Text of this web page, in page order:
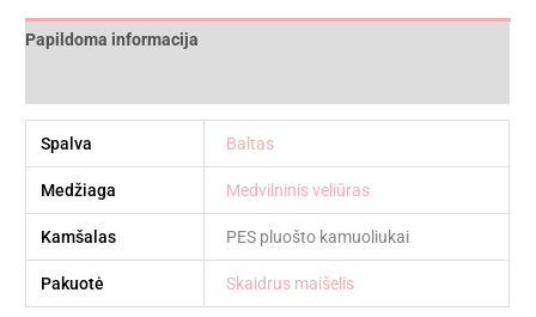
Papildoma informacija
Spalva Baltas
Medžiaga Medvilninis veliūras
Kamšalas PES pluošto kamuoliukai
Pakuotė Skaidrus maišelis